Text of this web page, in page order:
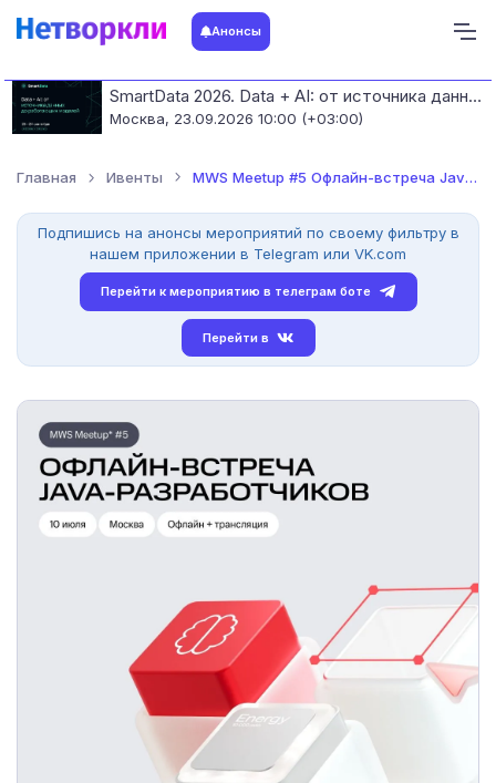
Анонсы
SmartData 2026. Data + AI: от источника данных до работающих моделей
Москва, 23.09.2026 10:00 (+03:00)
Главная Ивенты MWS Meetup #5 Офлайн-встреча Java-разработчиков
Подпишись на анонсы мероприятий по своему фильтру в
нашем приложении в Telegram или VK.com
Перейти к мероприятию в телеграм боте
Перейти в